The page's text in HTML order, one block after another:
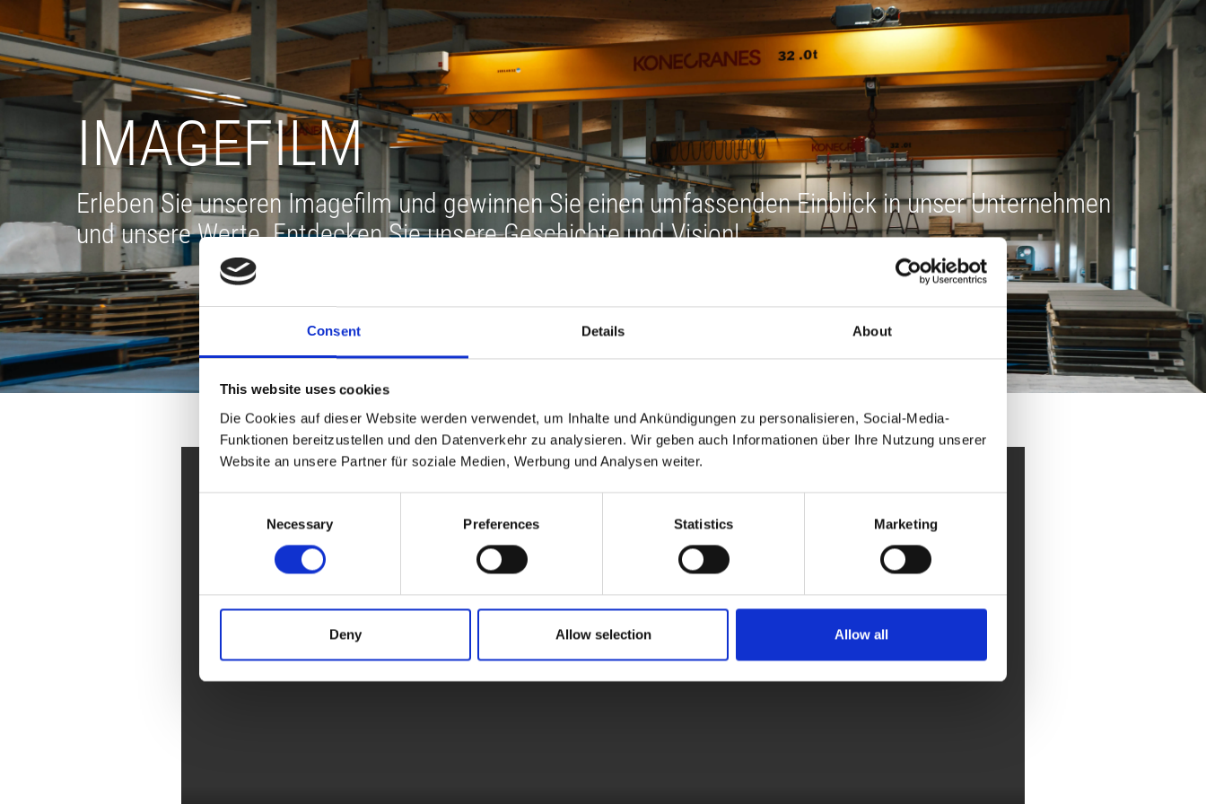
Consent Details About
This website uses cookies
Die Cookies auf dieser Website werden verwendet, um Inhalte und Ankündigungen zu personalisieren, Social-Media-
Funktionen bereitzustellen und den Datenverkehr zu analysieren. Wir geben auch Informationen über Ihre Nutzung unserer
Website an unsere Partner für soziale Medien, Werbung und Analysen weiter.
Necessary Preferences Statistics Marketing
Deny Allow selection Allow all
IMAGEFILM
Erleben Sie unseren Imagefilm und gewinnen Sie einen umfassenden Einblick in unser Unternehmen
und unsere Werte. Entdecken Sie unsere Geschichte und Vision!